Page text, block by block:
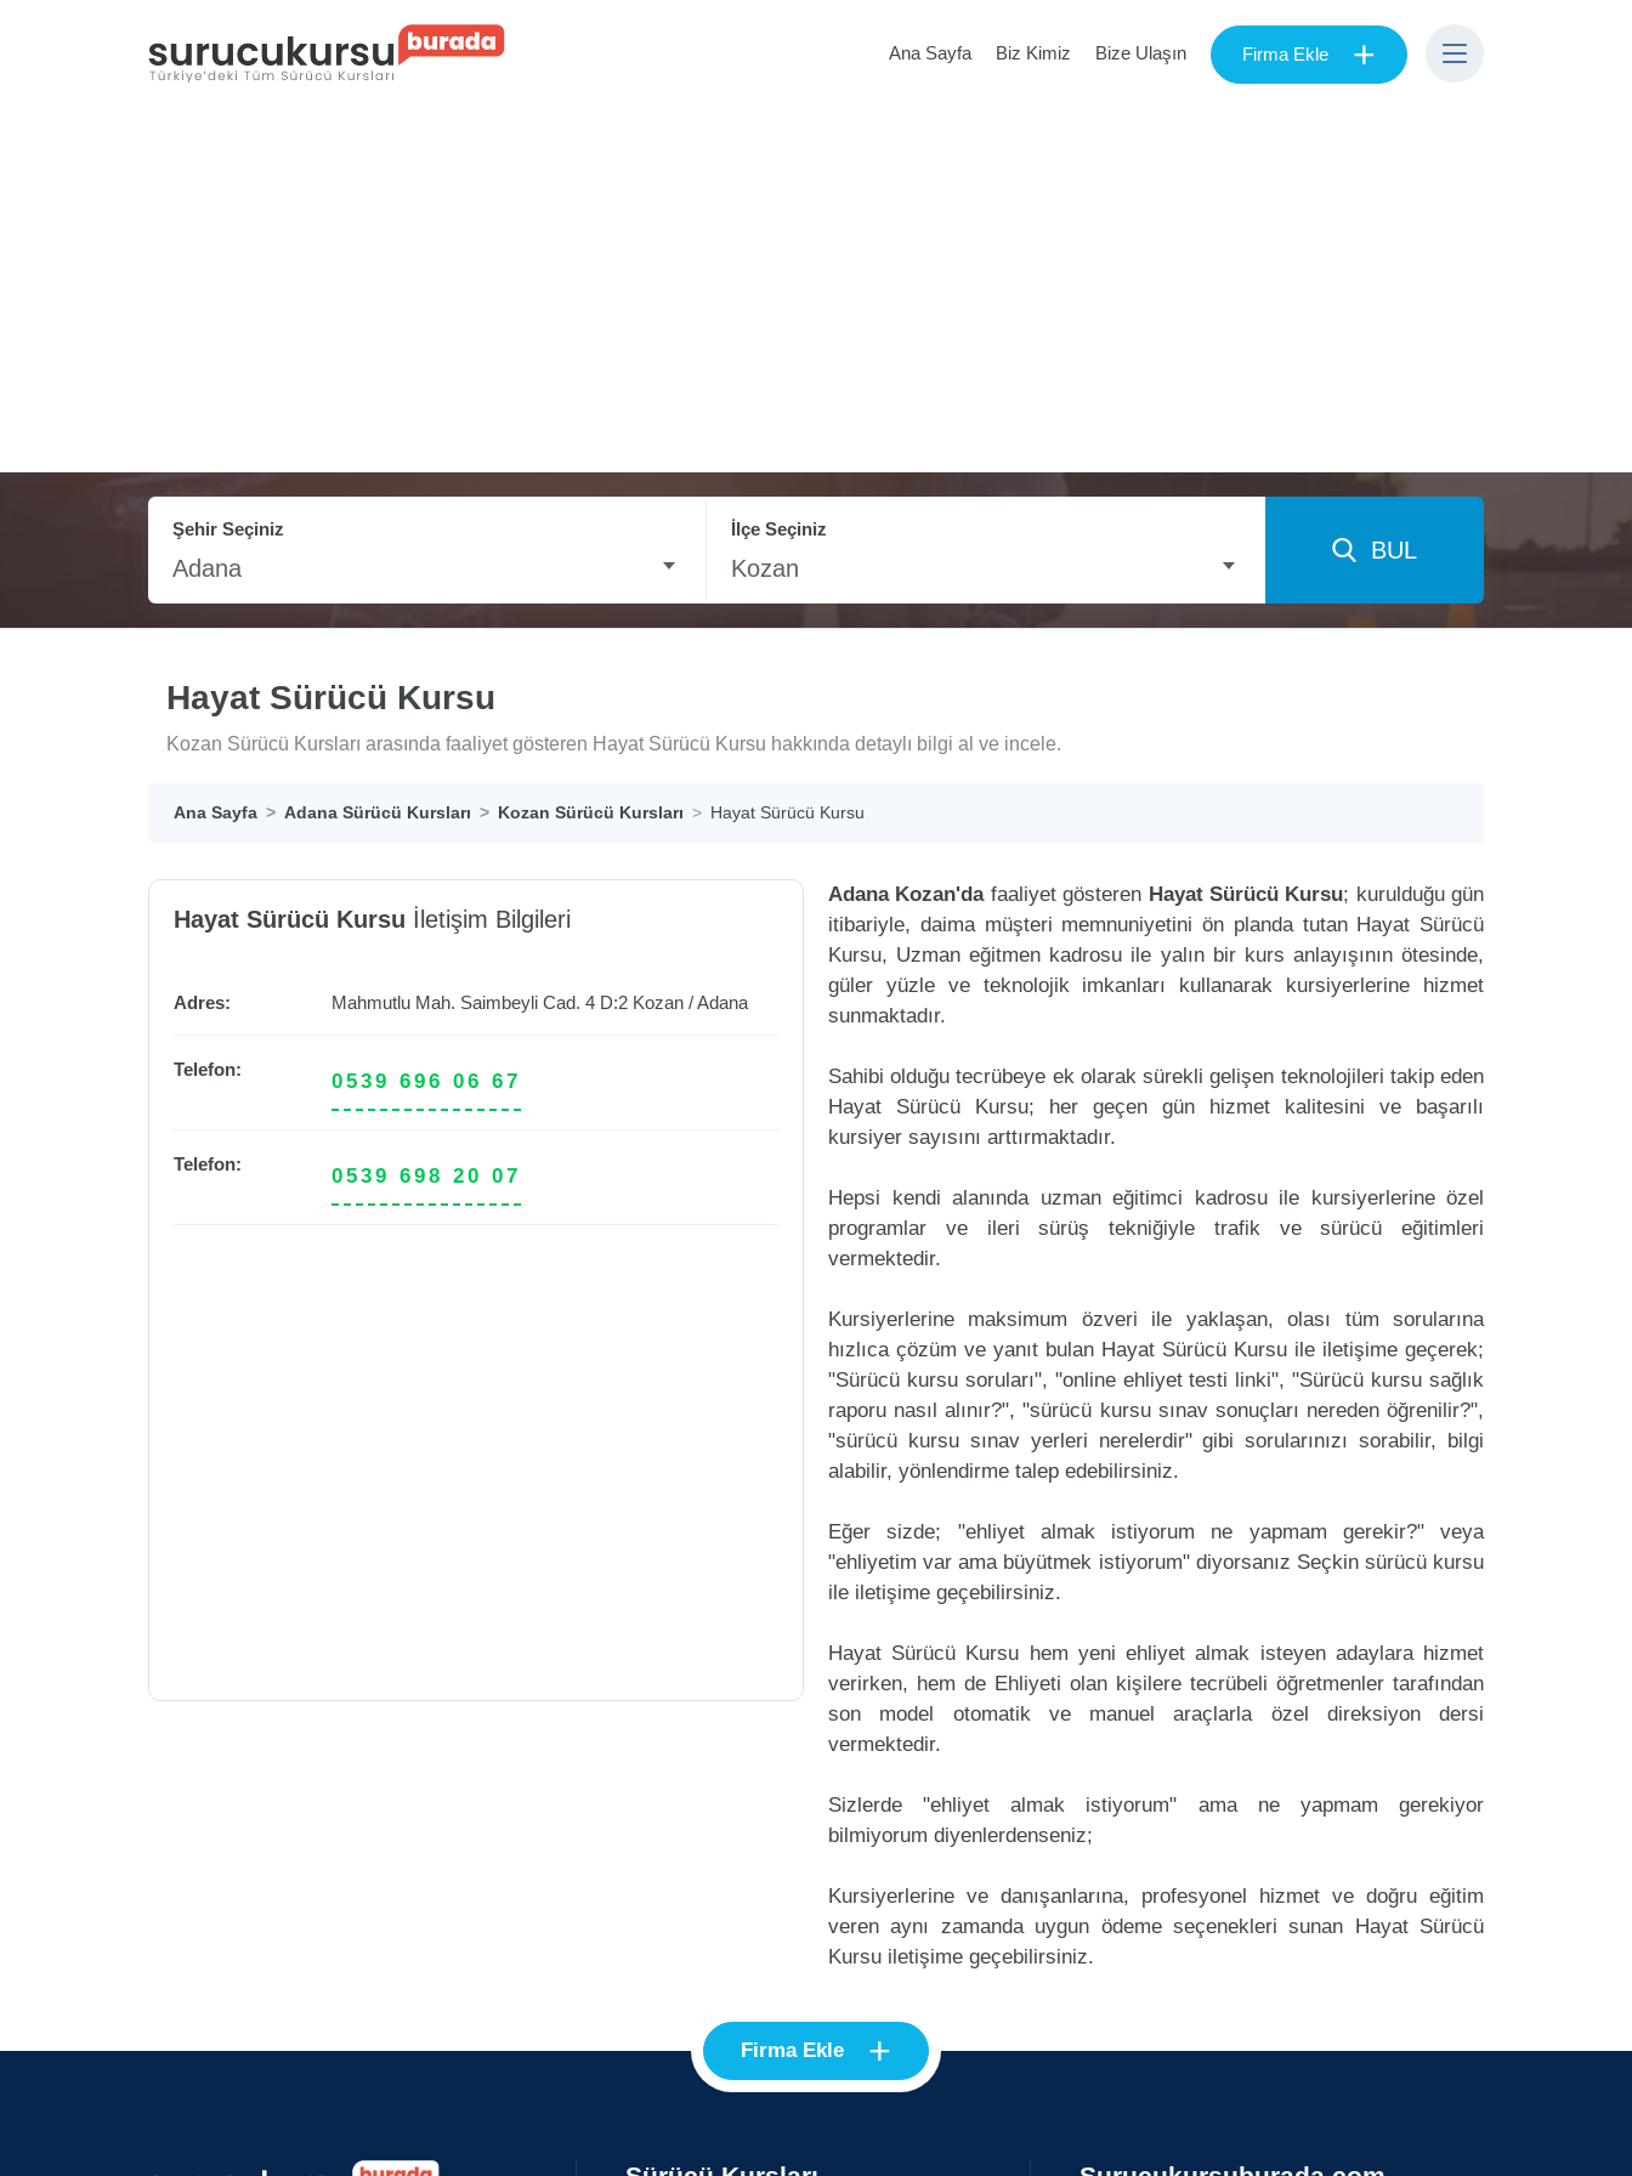
Ana Sayfa Biz Kimiz Bize Ulaşın Firma Ekle +
Şehir Seçiniz
Adana
İlçe Seçiniz
Kozan
BUL
Hayat Sürücü Kursu
Kozan Sürücü Kursları arasında faaliyet gösteren Hayat Sürücü Kursu hakkında detaylı bilgi al ve incele.
Ana Sayfa Adana Sürücü Kursları Kozan Sürücü Kursları Hayat Sürücü Kursu
Hayat Sürücü Kursu İletişim Bilgileri
Adres: Mahmutlu Mah. Saimbeyli Cad. 4 D:2 Kozan/Adana
Telefon:
0539 696 06 67
Telefon:
0539 698 20 07
Adana Kozan'dafaaliyet gösteren Hayat Sürücü Kursu; kurulduğu gün
itibariyle, daima müşteri memnuniyetini ön planda tutan Hayat Sürücü
Kursu, Uzman eğitmen kadrosu ile yalın bir kurs anlayışının ötesinde,
güler yüzle ve teknolojik imkanları kullanarak kursiyerlerine hizmet
sunmaktadır.
Sahibi olduğu tecrübeye ek olarak sürekli gelişen teknolojileri takip eden
Hayat Sürücü Kursu; her geçen gün hizmet kalitesini ve başarılı
kursiyer sayısını arttırmaktadır.
Hepsi kendi alanında uzman eğitimci kadrosu ile kursiyerlerine özel
programlar ve ileri sürüş tekniğiyle trafik ve sürücü eğitimleri
vermektedir.
Kursiyerlerine maksimum özveri ile yaklaşan, olası tüm sorularına
hızlıca çözüm ve yanıt bulan Hayat Sürücü Kursu ile iletişime geçerek;
"Sürücü kursu soruları", "online ehliyet testi linki", "Sürücü kursu sağlık
raporu nasıl alınır?", "sürücü kursu sınav sonuçları nereden öğrenilir?",
"sürücü kursu sınav yerleri nerelerdir" gibi sorularınızı sorabilir, bilgi
alabilir, yönlendirme talep edebilirsiniz.
Eğer sizde; "ehliyet almak istiyorum ne yapmam gerekir?" veya
"ehliyetim var ama büyütmek istiyorum" diyorsanız Seçkin sürücü kursu
ile iletişime geçebilirsiniz.
Hayat Sürücü Kursu hem yeni ehliyet almak isteyen adaylara hizmet
verirken, hem de Ehliyeti olan kişilere tecrübeli öğretmenler tarafından
son model otomatik ve manuel araçlarla özel direksiyon dersi
vermektedir.
Sizlerde "ehliyet almak istiyorum" ama ne yapmam gerekiyor
bilmiyorum diyenlerdenseniz;
Kursiyerlerine ve danışanlarına, profesyonel hizmet ve doğru eğitim
veren aynı zamanda uygun ödeme seçenekleri sunan Hayat Sürücü
Kursu iletişime geçebilirsiniz.
Firma Ekle +